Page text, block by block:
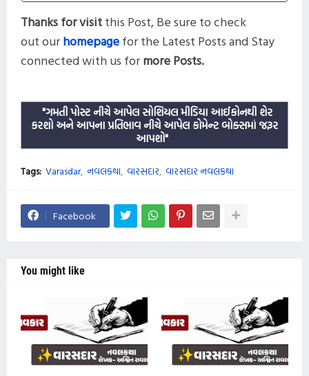
Thanks for visitthis Post,Be sure to check
out ourhomepagefor the Latest Posts andStay
connected with us formorePosts.
"ગમતી પોસ્ટ નીચે આપેલ સોશિયલ મીડિયા આઈકોનથી શેર
કરશો અને આપના પ્રતિભાવ નીચે આપેલ કોમેન્ટ બોક્સમાં જરૂર
આપશો"
Tags: Varasdar નવલકથા વારસદાર વારસદાર નવલકથા
Facebook
You might like